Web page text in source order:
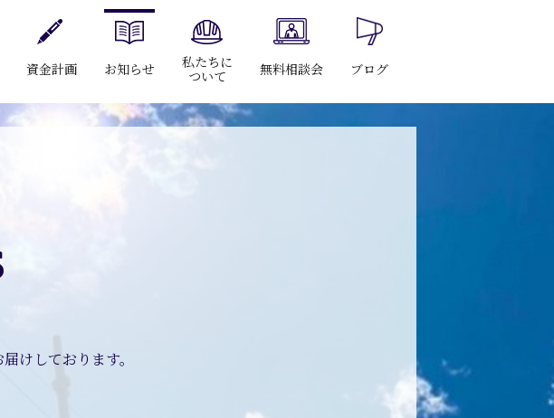
資金計画 お知らせ
私たちに
ついて
無料相談会 ブログ
けしております。